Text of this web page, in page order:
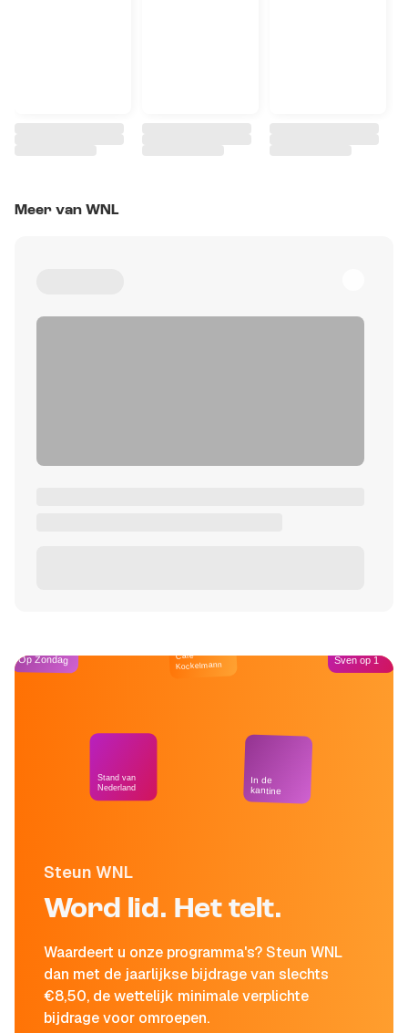
Meer van WNL
Steun WNL
Word lid. Het telt.
Waardeert u onze programma's? Steun WNL
dan met de jaarlijkse bijdrage van slechts
€8,50, de wettelijk minimale verplichte
bijdrage voor omroepen.
Op Zondag
Stand van
Nederland
Café
Kockelmann
In de
kantine
Sven op 1